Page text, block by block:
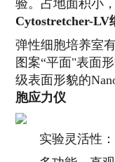
验。 占地面积小
Cytostretcher-LV
弹性细胞培养室
图案“平面"表面
级表面形貌的
胞应力仪
实验灵活性